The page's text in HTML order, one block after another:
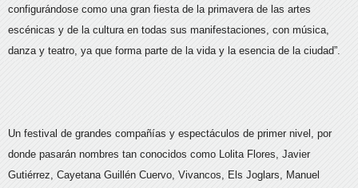
configurándose como una gran fiesta de la primavera de las artes
escénicas y de la cultura en todas sus manifestaciones, con música,
danza y teatro, ya que forma parte de la vida y la esencia de la ciudad”.
Un festival de grandes compañías y espectáculos de primer nivel, por
donde pasarán nombres tan conocidos como Lolita Flores, Javier
Gutiérrez, Cayetana Guillén Cuervo, Vivancos, Els Joglars, Manuel